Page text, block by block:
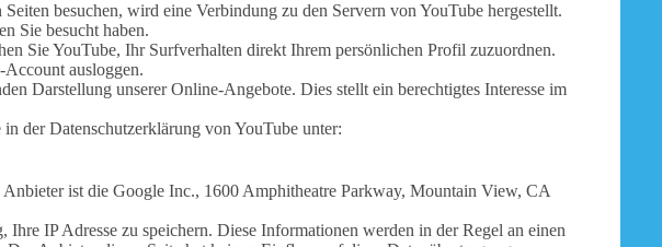
besuchen, wird eine Verbindung zu den Servern von YouTube hergestellt.
Sie besucht haben.
Sie YouTube, Ihr Surfverhalten direkt Ihrem persönlichen Profil zuzuordnen.
ausloggen.
Darstellung unserer Online-Angebote. Dies stellt ein berechtigtes Interesse im
der Datenschutzerklärung von YouTube unter:
Anbieter ist die Google Inc., 1600 Amphitheatre Parkway, Mountain View, CA
IP Adresse zu speichern. Diese Informationen werden in der Regel an einen